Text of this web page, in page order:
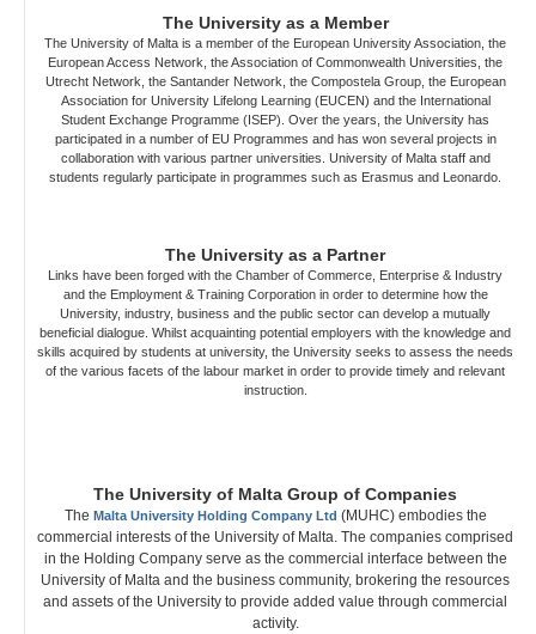
The University as a Member
The University of Malta is a member of the European University Association, the
European Access Network, the Association of Commonwealth Universities, the
Utrecht Network, the Santander Network, the Compostela Group, the European
Association for University Lifelong Learning (EUCEN) and the International
Student Exchange Programme (ISEP). Over the years, the University has
participated in a number of EU Programmes and has won several projects in
collaboration with various partner universities. University of Malta staff and
students regularly participate in programmes such as Erasmus and Leonardo.
The University as a Partner
Links have been forged with the Chamber of Commerce, Enterprise & Industry
and the Employment & Training Corporation in order to determine how the
University, industry, business and the public sector can develop a mutually
beneficial dialogue. Whilst acquainting potential employers with the knowledge and
skills acquired by students at university, the University seeks to assess the needs
of the various facets of the labour market in order to provide timely and relevant
instruction.
The University of Malta Group of Companies
The Malta University Holding Company Ltd (MUHC) embodies the
commercial interests of the University of Malta. The companies comprised
in the Holding Company serve as the commercial interface between the
University of Malta and the business community, brokering the resources
and assets of the University to provide added value through commercial
activity.